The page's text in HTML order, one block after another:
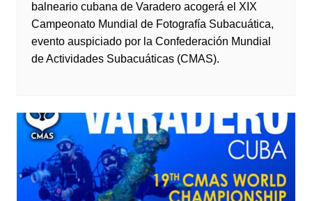
balneario cubana de Varadero acogerá el XIX
Campeonato Mundial de Fotografía Subacuática,
evento auspiciado por la Confederación Mundial
de Actividades Subacuáticas (CMAS).